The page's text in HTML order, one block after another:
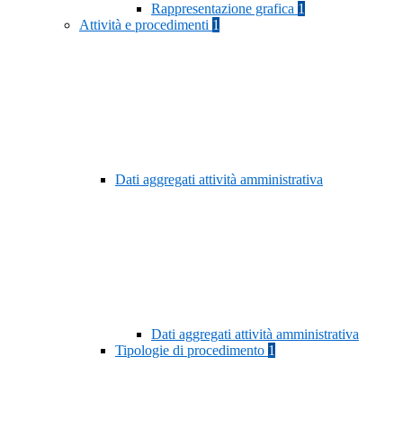
Rappresentazione grafica 1
Attività e procedimenti 1
Dati aggregati attività amministrativa
Dati aggregati attività amministrativa
Tipologie di procedimento 1